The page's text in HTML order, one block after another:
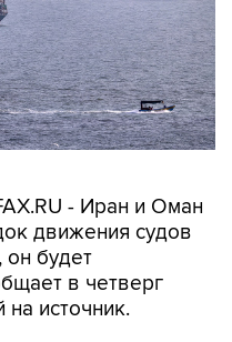
- Иран и Оман
движения судов
будет
в четверг
источник.